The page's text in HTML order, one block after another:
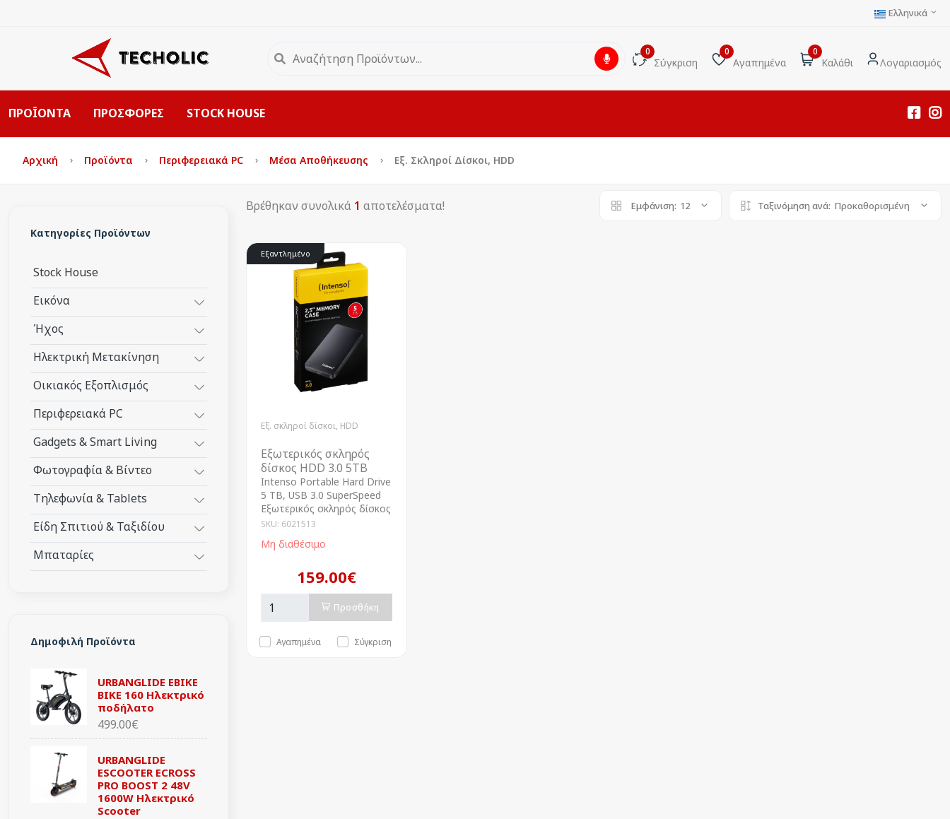
Ελληνικά
0
Σύγκριση
0
Αγαπημένα
0
Καλάθι Λογαριασμός
ΠΡΟΪΟΝΤΑ ΠΡΟΣΦΟΡΕΣ STOCK HOUSE
Αρχική Προϊόντα Περιφερειακά PC Μέσα Αποθήκευσης Εξ. Σκληροί Δίσκοι, HDD
Κατηγορίες Προϊόντων
Stock House
Εικόνα
Ήχος
Ηλεκτρική Μετακίνηση
Οικιακός Εξοπλισμός
Περιφερειακά PC
Gadgets & Smart Living
Φωτογραφία & Βίντεο
Τηλεφωνία & Tablets
Είδη Σπιτιού & Ταξιδίου
Μπαταρίες
Δημοφιλή Προϊόντα
URBANGLIDE EBIKE
BIKE 160 Ηλεκτρικό
ποδήλατο
499.00€
URBANGLIDE
ESCOOTER ECROSS
PRO BOOST 2 48V
1600W Ηλεκτρικό
Scooter
Βρέθηκαν συνολικά 1 αποτελέσματα! Εμφάνιση: 12 Ταξινόμηση ανά: Προκαθορισμένη
Εξαντλημένο
Εξ. σκληροί δίσκοι, HDD
Εξωτερικός σκληρός
δίσκος HDD 3.0 5TB
Intenso Portable Hard Drive
5 TB, USB 3.0 SuperSpeed
Εξωτερικός σκληρός δίσκος
SKU: 6021513
Μη διαθέσιμο
159.00€
Προσθήκη
Αγαπημένα Σύγκριση